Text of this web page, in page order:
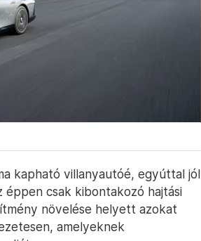
kapható villanyautóé, egyúttal jól
csak kibontakozó hajtási
növelése helyett azokat
amelyeknek